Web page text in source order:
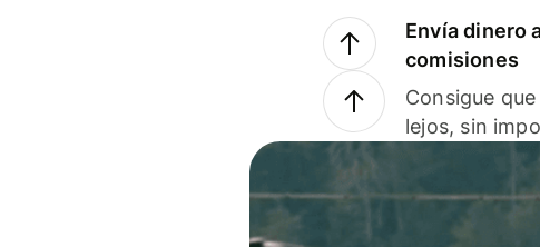
Envía dinero
comisiones
Consigue
lejos, sin